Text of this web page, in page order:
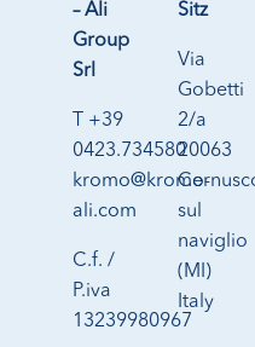
– Ali
Group
Srl
T +39
0423.734580
kromo@kromo-
ali.com
C.f. /
P.iva
13239980967
Sitz
Via
Gobetti
2/a
20063
sul
naviglio
(MI)
Italy